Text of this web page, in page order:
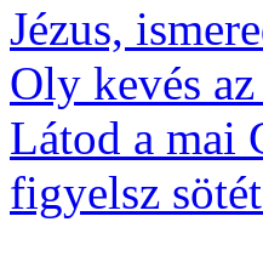
Jézus,
Oly kevés
Látod a mai
figyelsz